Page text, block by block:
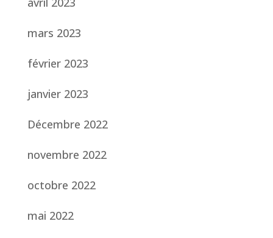
mars 2023
février 2023
janvier 2023
Décembre 2022
novembre 2022
octobre 2022
mai 2022